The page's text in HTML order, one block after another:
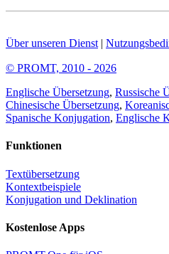
Über unseren Dienst |
© PROMT, 2010 - 2026
Englische Übersetzung, Russische
Chinesische Übersetzung,
Spanische Konjugation, Englische
Funktionen
Textübersetzung
Kontextbeispiele
Konjugation und Deklination
Kostenlose Apps